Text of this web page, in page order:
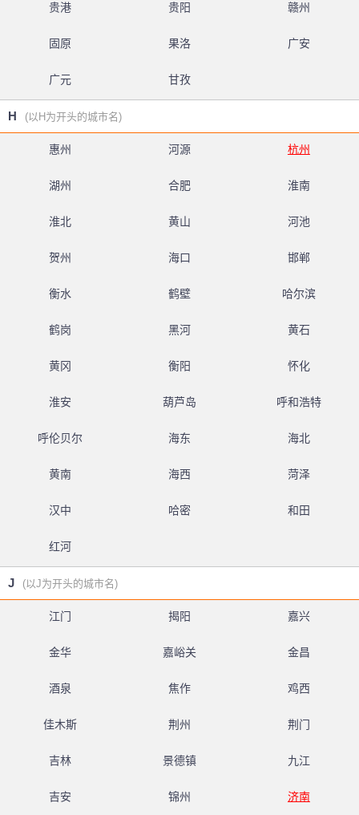
贵港 贵阳 赣州
固原 果洛 广安
广元 甘孜
H (以H为开头的城市名)
惠州 河源 杭州
湖州 合肥 淮南
淮北 黄山 河池
贺州 海口 邯郸
衡水 鹤壁 哈尔滨
鹤岗 黑河 黄石
黄冈 衡阳 怀化
淮安 葫芦岛 呼和浩特
呼伦贝尔 海东 海北
黄南 海西 菏泽
汉中 哈密 和田
红河
J (以J为开头的城市名)
江门 揭阳 嘉兴
金华 嘉峪关 金昌
酒泉 焦作 鸡西
佳木斯 荆州 荆门
吉林 景德镇 九江
吉安 锦州 济南